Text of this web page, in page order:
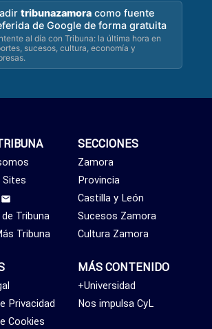
tribunazamora como fuente
de Google de forma gratuita
al día con Tribuna: la última hora en
sucesos, cultura, economía y
SECCIONES
Zamora
Provincia
Castilla y León
Sucesos Zamora
Cultura Zamora
MÁS CONTENIDO
+Universidad
Nos impulsa CyL
Sites
Tribuna
Tribuna
Privacidad
Cookies